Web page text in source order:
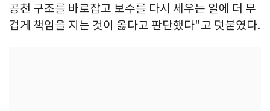
공천 구조를 바로잡고 보수를 다시 세우는 일에 더 무
겁게 책임을 지는 것이 옳다고 판단했다"고 덧붙였다.